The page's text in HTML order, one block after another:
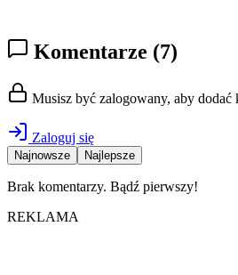
Komentarze (7)
Musisz być zalogowany, aby dodać
Zaloguj się
Najnowsze Najlepsze
Brak komentarzy. Bądź pierwszy!
REKLAMA